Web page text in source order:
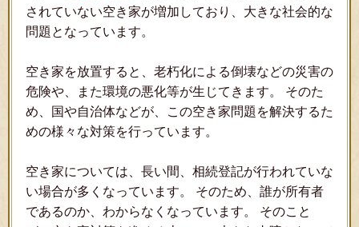
されていない空き家が増加しており、大きな社会的な
問題となっています。
空き家を放置すると、老朽化による倒壊などの災害の
危険や、また環境の悪化等が生じてきます。 そのた
め、国や自治体などが、この空き家問題を解決するた
めの様々な対策を行っています。
空き家については、長い間、相続登記が行われていな
い場合が多くなっています。 そのため、誰が所有者
であるのか、わからなくなっています。 そのこと